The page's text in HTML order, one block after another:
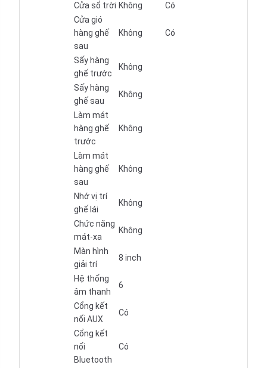
Cửa sổ trời Không
Có
Cửa gió
hàng ghế
sau
Không Có
Sấy hàng
ghế trước
Không
Sấy hàng
ghế sau
Không
Làm mát
hàng ghế
trước
Không
Làm mát
hàng ghế
sau
Không
Nhớ vị trí
ghế lái
Không
Chức năng
mát-xa
Không
Màn hình
giải trí
8 inch
Hệ thống
âm thanh
6
Cổng kết
nối AUX
Có
Cổng kết
nối
Bluetooth
Có